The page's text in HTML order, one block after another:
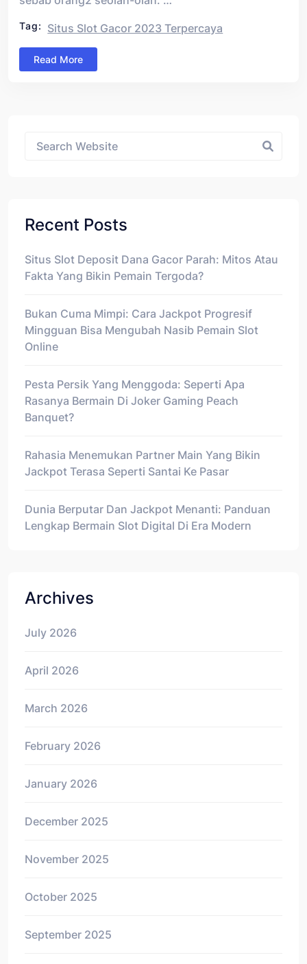
Tag: Situs Slot Gacor 2023 Terpercaya
Read More
Recent Posts
Situs Slot Deposit Dana Gacor Parah: Mitos Atau
Fakta Yang Bikin Pemain Tergoda?
Bukan Cuma Mimpi: Cara Jackpot Progresif
Mingguan Bisa Mengubah Nasib Pemain Slot
Online
Pesta Persik Yang Menggoda: Seperti Apa
Rasanya Bermain Di Joker Gaming Peach
Banquet?
Rahasia Menemukan Partner Main Yang Bikin
Jackpot Terasa Seperti Santai Ke Pasar
Dunia Berputar Dan Jackpot Menanti: Panduan
Lengkap Bermain Slot Digital Di Era Modern
Archives
July 2026
April 2026
March 2026
February 2026
January 2026
December 2025
November 2025
October 2025
September 2025